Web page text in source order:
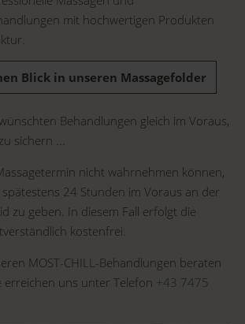
mit hochwertigen Produkten
Blick in unseren Massagefolder
Behandlungen gleich im Voraus,
sichern ...
nicht wahrnehmen können,
24 Stunden im Voraus an der
zu geben. In diesem Fall erfolgt die
kostenfrei.
MOST-CHILL-Behandlungen beraten
erreichen uns unter Telefon +43 7475